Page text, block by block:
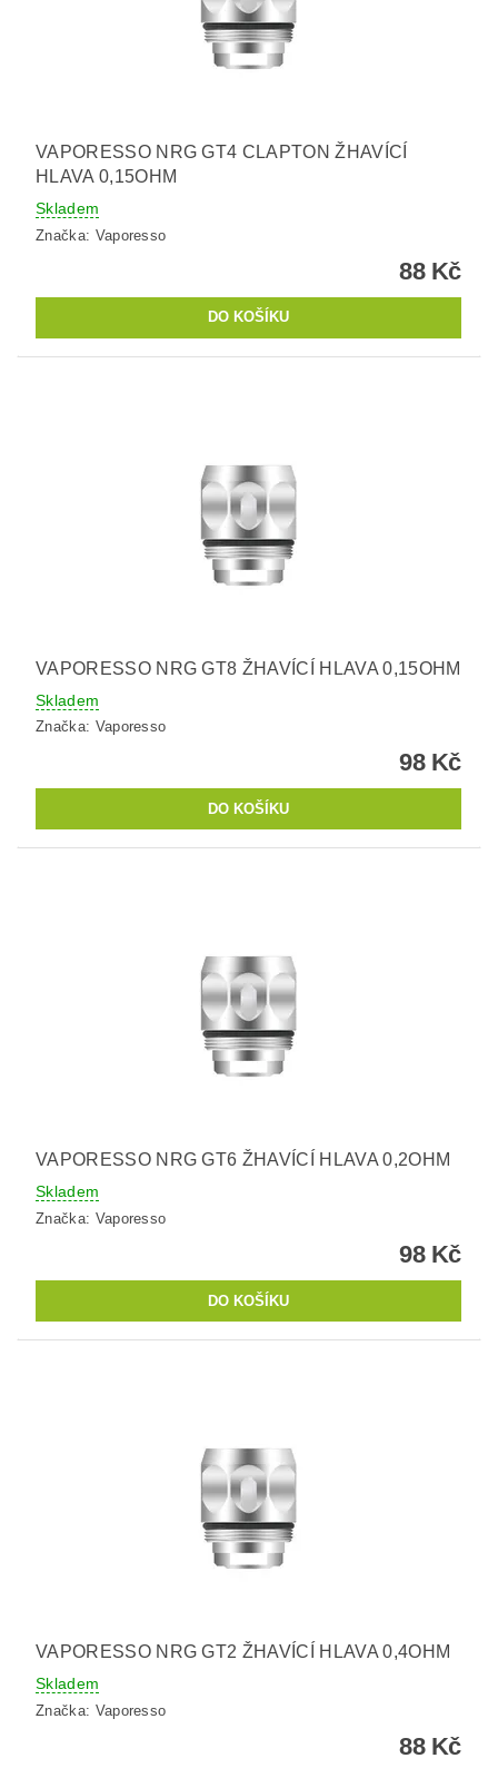
VAPORESSO NRG GT4 CLAPTON ŽHAVÍCÍ
HLAVA 0,15OHM
Skladem
Značka: Vaporesso
88 Kč
VAPORESSO NRG GT8 ŽHAVÍCÍ HLAVA 0,15OHM
Skladem
Značka: Vaporesso
98 Kč
VAPORESSO NRG GT6 ŽHAVÍCÍ HLAVA 0,2OHM
Skladem
Značka: Vaporesso
98 Kč
VAPORESSO NRG GT2 ŽHAVÍCÍ HLAVA 0,4OHM
Skladem
Značka: Vaporesso
88 Kč